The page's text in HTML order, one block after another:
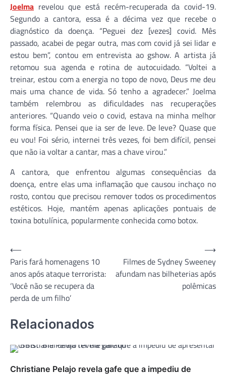
Joelma revelou que está recém-recuperada da covid-19.
Segundo a cantora, essa é a décima vez que recebe o
diagnóstico da doença. “Peguei dez [vezes] covid. Mês
passado, acabei de pegar outra, mas com covid já sei lidar e
estou bem”, contou em entrevista ao gshow. A artista já
retomou sua agenda e rotina de autocuidado. “Voltei a
treinar, estou com a energia no topo de novo, Deus me deu
mais uma chance de vida. Só tenho a agradecer.” Joelma
também relembrou as dificuldades nas recuperações
anteriores. “Quando veio o covid, estava na minha melhor
forma física. Pensei que ia ser de leve. De leve? Quase que
eu vou! Foi sério, internei três vezes, foi bem difícil, pensei
que não ia voltar a cantar, mas a chave virou.”
A cantora, que enfrentou algumas consequências da
doença, entre elas uma inflamação que causou inchaço no
rosto, contou que precisou remover todos os procedimentos
estéticos. Hoje, mantém apenas aplicações pontuais de
toxina botulínica, popularmente conhecida como botox.
Navegação
de
Post
⟵
Paris fará homenagens 10
anos após ataque terrorista:
‘Você não se recupera da
perda de um filho’
Filmes de Sydney Sweeney
afundam nas bilheterias após
polêmicas
⟶
Relacionados
Christiane Pelajo revela gafe que a impediu de